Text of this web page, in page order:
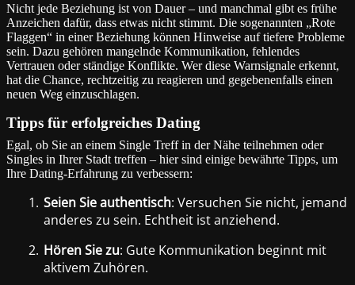
Nicht jede Beziehung ist von Dauer – und manchmal gibt es frühe
Anzeichen dafür, dass etwas nicht stimmt. Die sogenannten „Rote
Flaggen“ in einer Beziehung können Hinweise auf tiefere Probleme
sein. Dazu gehören mangelnde Kommunikation, fehlendes
Vertrauen oder ständige Konflikte. Wer diese Warnsignale erkennt,
hat die Chance, rechtzeitig zu reagieren und gegebenenfalls einen
neuen Weg einzuschlagen.
Tipps für erfolgreiches Dating
Egal, ob Sie an einem Single Treff in der Nähe teilnehmen oder
Singles in Ihrer Stadt treffen – hier sind einige bewährte Tipps, um
Ihre Dating-Erfahrung zu verbessern:
1. Seien Sie authentisch: Versuchen Sie nicht, jemand
anderes zu sein. Echtheit ist anziehend.
2. Hören Sie zu: Gute Kommunikation beginnt mit
aktivem Zuhören.